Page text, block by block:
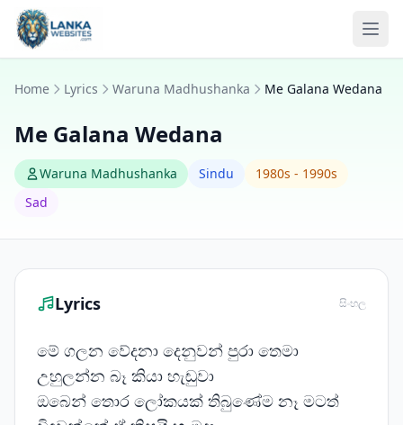
Skip to content
Home Lyrics Waruna Madhushanka Me Galana Wedana
Me Galana Wedana
Waruna Madhushanka Sindu
1980s - 1990s
Sad
Lyrics සිංහල
මේ ගලන වේදනා දෙනුවන් පුරා තෙමා
උහුලන්න බෑ කියා හැඬුවා
ඔබෙන් තොර ලෝකයක් තිබුණේම නෑ මටත්